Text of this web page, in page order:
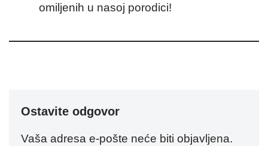
omiljenih u nasoj porodici!
Ostavite odgovor
Vaša adresa e-pošte neće biti objavljena.